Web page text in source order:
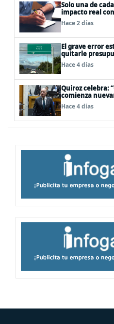
Solo una de
impacto real
según el Foro
Hace 2 días
El grave error
quitarle
vial del Biobío
Hace 4 días
Quiroz celebra:
comienza
Hace 4 días